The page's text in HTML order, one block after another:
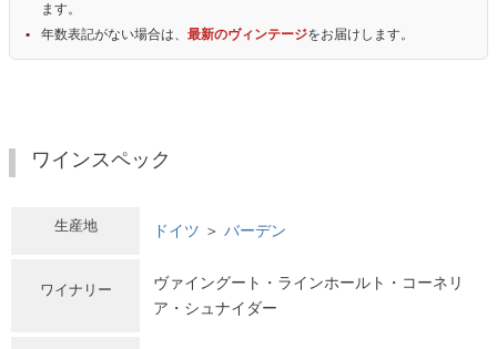
ます。
年数表記がない場合は、 最新のヴィンテージをお届けします。
ワインスペック
生産地 ドイツ ＞ バーデン
ワイナリー
ヴァイングート・ラインホールト・コーネリ
ア・シュナイダー